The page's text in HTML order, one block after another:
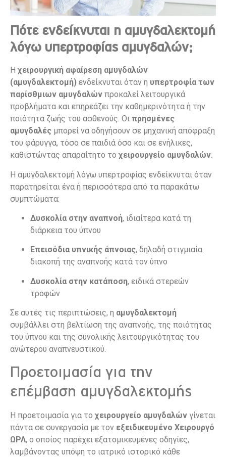
Πότε ενδείκνυται η αμυγδαλεκτομή
λόγω υπερτροφίας αμυγδαλών;
Ηχειρουργική αφαίρεση αμυγδαλών
(αμυγδαλεκτομή) ενδείκνυται όταν η υπερτροφία των
παρίσθμιων αμυγδαλών προκαλεί λειτουργικά
προβλήματα και επηρεάζει την καθημερινότητα ή την
ποιότητα ζωής του ασθενούς. Οι πρησμένες
αμυγδαλές μπορεί να οδηγήσουν σε μηχανική απόφραξη
του φάρυγγα, τόσο σε παιδιά όσο και σε ενήλικες,
καθιστώντας απαραίτητο τοχειρουργείο αμυγδαλών.
Η αμυγδαλεκτομή λόγω υπερτροφίας ενδείκνυται όταν
παρατηρείται ένα ή περισσότερα από τα παρακάτω
συμπτώματα:
Δυσκολία στην αναπνοή, ιδιαίτερα κατά τη
διάρκεια του ύπνου
Επεισόδια υπνικής άπνοιας, δηλαδή στιγμιαία
διακοπή της αναπνοής κατά τον ύπνο
Δυσκολία στην κατάποση, ειδικά στερεών
τροφών
Σε αυτές τις περιπτώσεις, η αμυγδαλεκτομή
συμβάλλει στη βελτίωση της αναπνοής, της ποιότητας
του ύπνου και της συνολικής λειτουργικότητας του
ανώτερου αναπνευστικού.
Προετοιμασία για την
επέμβαση αμυγδαλεκτομής
Η προετοιμασία για τοχειρουργείο αμυγδαλών γίνεται
πάντα σε συνεργασία με τον εξειδικευμένο Χειρουργό
ΩΡΛ, ο οποίος παρέχει εξατομικευμένες οδηγίες,
λαμβάνοντας υπόψη το ιατρικό ιστορικό κάθε